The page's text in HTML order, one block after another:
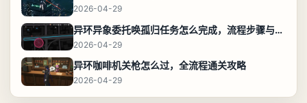
2026-04-29
异环异象委托唤孤归任务怎么完成，流程步骤与位置攻略
2026-04-29
异环咖啡机关枪怎么过，全流程通关攻略
2026-04-29